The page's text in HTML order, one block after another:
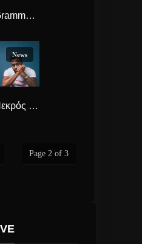
Grammys 2019, όλοι οι νικητές, στην γιορτή της Μουσικής.
News
Νεκρός σε τροχαίο ο Βρετανός ράπερ Blaine Cameron Johnson, ή αλλιώς Cadet.
Page 2 of 3